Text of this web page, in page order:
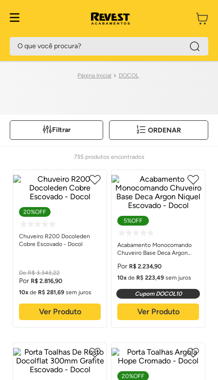
O que você procura?
DOCOL
Filtrar ORDENAR
735 produtos
20%OFF
Chuveiro R200 Docoleden
Cobre Escovado - Docol
R$ 3.343,22
R$ 2.816,90
10
de R$ 281,69 sem juros
Ver Produto
5%OFF
Acabamento Monocomando
Chuveiro Base Deca Argon
R$ 2.234,90
10
de R$ 223,49 sem juros
Cupom DOCOL10
Ver Produto
20%OFF